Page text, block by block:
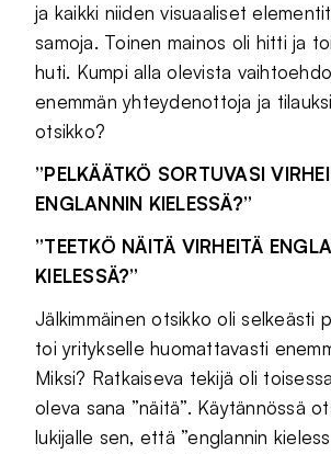
ja kaikki niiden visuaaliset
samoja. Toinen mainos oli hitti ja
huti. Kumpi alla olevista
enemmän yhteydenottoja ja
otsikko?
”PELKÄÄTKÖ SORTUVASI
ENGLANNIN KIELESSÄ?”
”TEETKÖ NÄITÄ VIRHEITÄ
KIELESSÄ?”
Jälkimmäinen otsikko oli selkeästi
toi yritykselle huomattavasti
Miksi? Ratkaiseva tekijä oli
oleva sana ”näitä”. Käytännössä
lukijalle sen, että ”englannin